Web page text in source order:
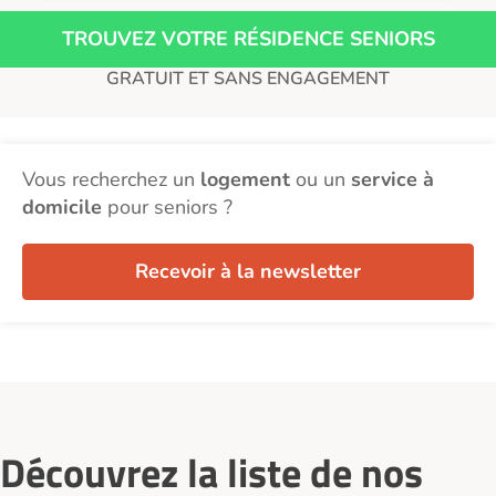
TROUVEZ VOTRE RÉSIDENCE SENIORS
GRATUIT ET SANS ENGAGEMENT
Vous recherchez un logement ou un service à
domicile pour seniors ?
Recevoir à la newsletter
Découvrez la liste de nos